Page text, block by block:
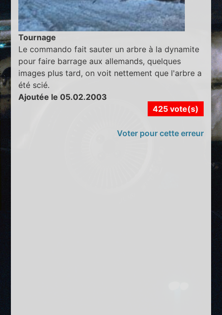
Tournage
Le commando fait sauter un arbre à la dynamite
pour faire barrage aux allemands, quelques
images plus tard, on voit nettement que l'arbre a
été scié.
Ajoutée le 05.02.2003
425 vote(s)
Voter pour cette erreur